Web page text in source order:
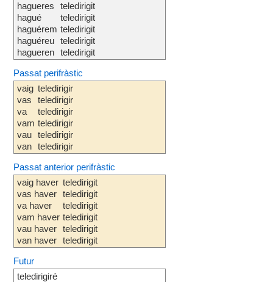
hagueres
hagué
haguérem
haguéreu
hagueren
teledirigit
teledirigit
teledirigit
teledirigit
teledirigit
Passat perifràstic
vaig
vas
va
vam
vau
van
teledirigir
teledirigir
teledirigir
teledirigir
teledirigir
teledirigir
Passat anterior perifràstic
vaig haver
vas haver
va haver
vam haver
vau haver
van haver
teledirigit
teledirigit
teledirigit
teledirigit
teledirigit
teledirigit
Futur
teledirigiré